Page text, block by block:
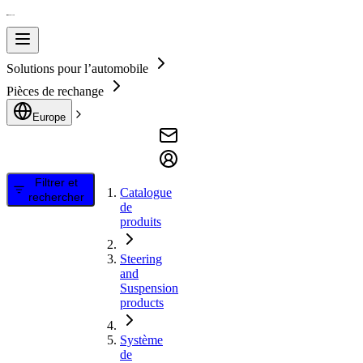
Solutions pour l’automobile
Pièces de rechange
Europe
Filtrer et
rechercher
Catalogue
de
produits
Steering
and
Suspension
products
Système
de